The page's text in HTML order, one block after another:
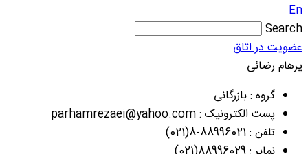
En
Search
عضویت در اتاق
پرهام رضائی
گروه : بازرگانی
پست الکترونیک : parhamrezaei@yahoo.com
تلفن : 88996021-8(021)